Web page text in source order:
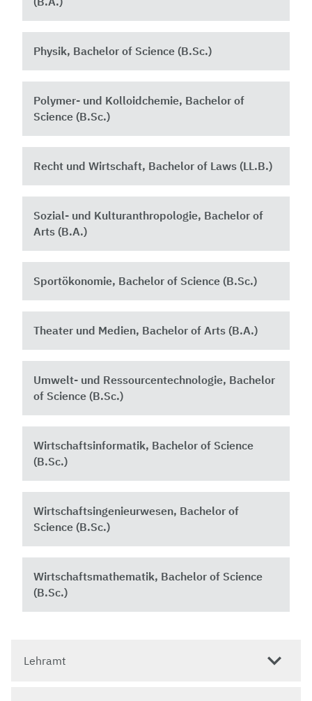
Physik, Bachelor of Science (B.Sc.)
Polymer- und Kolloidchemie, Bachelor of
Science (B.Sc.)
Recht und Wirtschaft, Bachelor of Laws (LL.B.)
Sozial- und Kulturanthropologie, Bachelor of
Arts (B.A.)
Sportökonomie, Bachelor of Science (B.Sc.)
Theater und Medien, Bachelor of Arts (B.A.)
Umwelt- und Ressourcentechnologie, Bachelor
of Science (B.Sc.)
Wirtschaftsinformatik, Bachelor of Science
(B.Sc.)
Wirtschaftsingenieurwesen, Bachelor of
Science (B.Sc.)
Wirtschaftsmathematik, Bachelor of Science
(B.Sc.)
Lehramt